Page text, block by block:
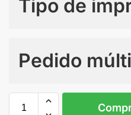
Tipo de
Pedido